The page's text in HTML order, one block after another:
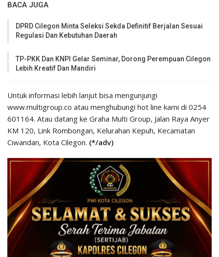
BACA JUGA
DPRD Cilegon Minta Seleksi Sekda Definitif Berjalan Sesuai
Regulasi Dan Kebutuhan Daerah
TP-PKK Dan KNPI Gelar Seminar, Dorong Perempuan Cilegon
Lebih Kreatif Dan Mandiri
Untuk informasi lebih lanjut bisa mengunjungi
www.multigroup.co atau menghubungi hot line kami di 0254
601164. Atau datang ke Graha Multi Group, Jalan Raya Anyer
KM 120, Link Rombongan, Kelurahan Kepuh, Kecamatan
Ciwandan, Kota Cilegon. (*/adv)